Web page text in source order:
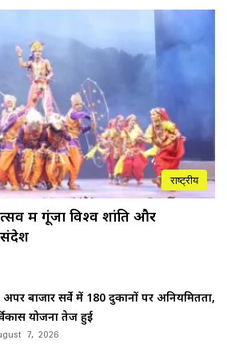
राष्ट्रीय
में गूंजा विश्व शांति और
अपर बाजार सर्वे में 180 दुकानों पर अनियमितता,
योजना तेज हुई
7, 2026